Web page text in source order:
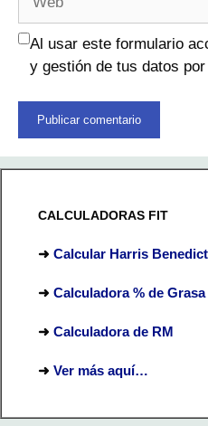
Al usar este formulario
y gestión de tus datos
CALCULADORAS FIT
➜ Calcular Harris Benedict
➜ Calculadora % de Grasa
➜ Calculadora de RM
➜ Ver más aquí…